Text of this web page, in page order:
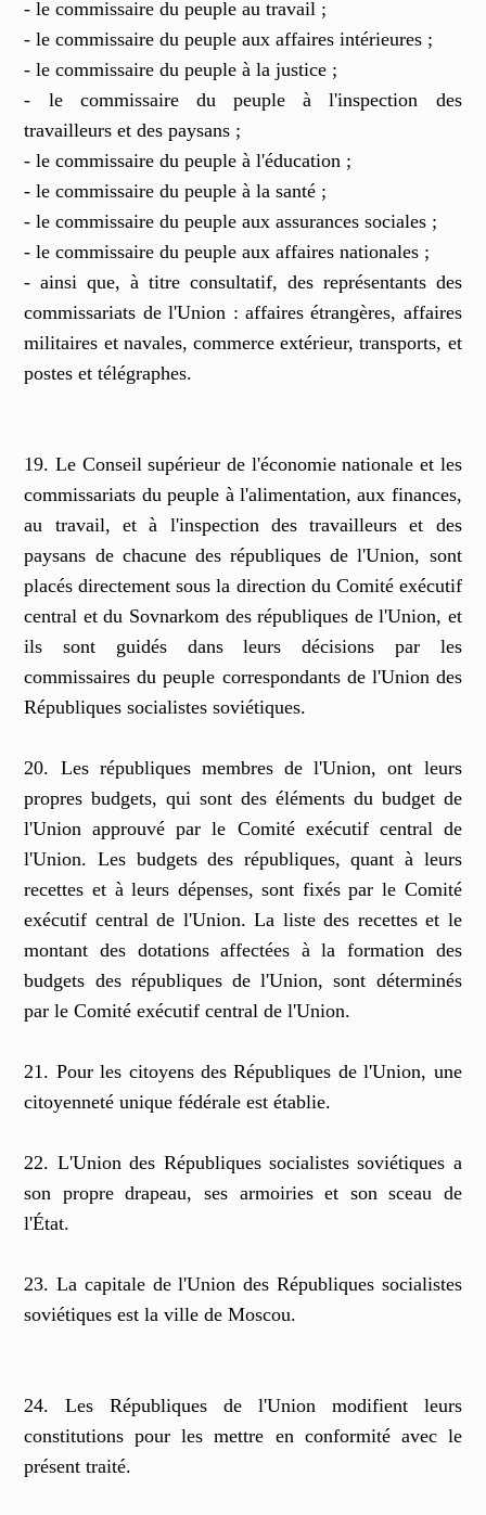
- le commissaire du peuple au travail ;
- le commissaire du peuple aux affaires intérieures ;
- le commissaire du peuple à la justice ;
- le commissaire du peuple à l'inspection des
travailleurs et des paysans ;
- le commissaire du peuple à l'éducation ;
- le commissaire du peuple à la santé ;
- le commissaire du peuple aux assurances sociales ;
- le commissaire du peuple aux affaires nationales ;
- ainsi que, à titre consultatif, des représentants des
commissariats de l'Union : affaires étrangères, affaires
militaires et navales, commerce extérieur, transports, et
postes et télégraphes.
19. Le Conseil supérieur de l'économie nationale et les
commissariats du peuple à l'alimentation, aux finances,
au travail, et à l'inspection des travailleurs et des
paysans de chacune des républiques de l'Union, sont
placés directement sous la direction du Comité exécutif
central et du Sovnarkom des républiques de l'Union, et
ils sont guidés dans leurs décisions par les
commissaires du peuple correspondants de l'Union des
Républiques socialistes soviétiques.
20. Les républiques membres de l'Union, ont leurs
propres budgets, qui sont des éléments du budget de
l'Union approuvé par le Comité exécutif central de
l'Union. Les budgets des républiques, quant à leurs
recettes et à leurs dépenses, sont fixés par le Comité
exécutif central de l'Union. La liste des recettes et le
montant des dotations affectées à la formation des
budgets des républiques de l'Union, sont déterminés
par le Comité exécutif central de l'Union.
21. Pour les citoyens des Républiques de l'Union, une
citoyenneté unique fédérale est établie.
22. L'Union des Républiques socialistes soviétiques a
son propre drapeau, ses armoiries et son sceau de
l'État.
23. La capitale de l'Union des Républiques socialistes
soviétiques est la ville de Moscou.
24. Les Républiques de l'Union modifient leurs
constitutions pour les mettre en conformité avec le
présent traité.